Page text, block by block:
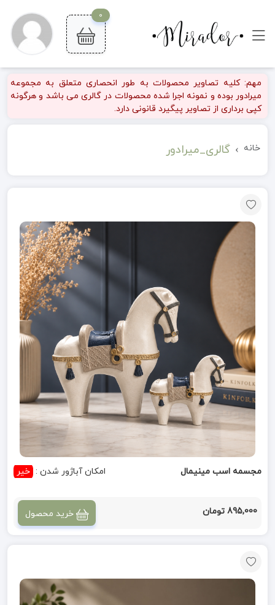
0
مهم: کلیه تصاویر محصولات به طور انحصاری متعلق به مجموعه
میرادور بوده و نمونه اجرا شده محصولات در گالری می باشد و هرگونه
کپی برداری از تصاویر پیگیرد قانونی دارد.
خانه گالری_میرادور
مجسمه اسب مینیمال امکان آباژور شدن : خیر
895,000 تومان خرید محصول